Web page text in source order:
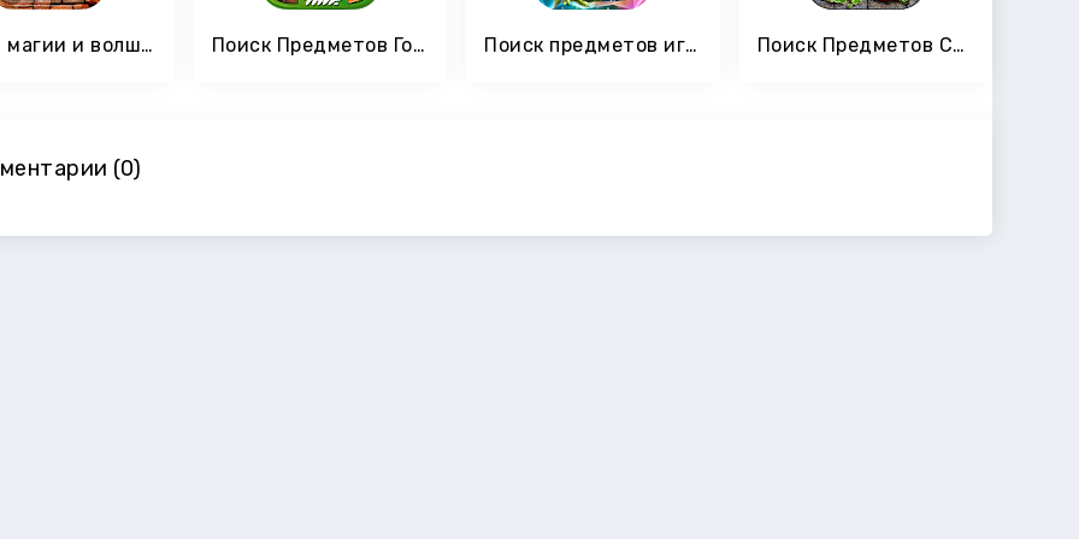
Школа магии и волшебства – Игра поиск предметов Поиск Предметов Гостиная Комната 2 - Убирать Дом Поиск предметов игры Квесты - Тайны особняка Поиск Предметов Сказка
(0)